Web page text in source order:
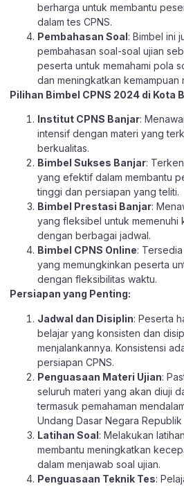
berharga untuk membantu
dalam tes CPNS.
Pembahasan Soal: Bimbel ini
pembahasan soal-soal ujian
peserta untuk memahami pola
dan meningkatkan kemampuan
Pilihan Bimbel CPNS 2024 di Kota
Institut CPNS Banjar:
intensif dengan materi yang
berkualitas.
Bimbel Sukses Banjar:
yang efektif dalam membantu
tinggi dan persiapan yang teliti.
Bimbel Prestasi Banjar:
yang fleksibel untuk memenuhi
dengan berbagai jadwal.
Bimbel CPNS Online:
yang memungkinkan peserta
dengan fleksibilitas waktu.
Persiapan yang Penting:
Jadwal dan Disiplin: Peserta
belajar yang konsisten dan
menjalankannya. Konsistensi
persiapan CPNS.
Penguasaan Materi Ujian:
seluruh materi yang akan diuji
termasuk pemahaman
Undang Dasar Negara Republik
Latihan Soal: Melakukan
membantu meningkatkan
dalam menjawab soal ujian.
Penguasaan Teknik Tes: